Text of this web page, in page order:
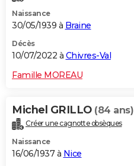
Dictionnaire
Biographies
Citations
Expressions
Proverbes
PROGRAMME TV
S'inscrire
Se connecter
Lycées
Collèges
Primaires
Universités
Entreprises
Service militaire
Avis de recherche
AVIS DE DÉCÈS
FORUM
Bricolage
Lifestyle
Culture
Sport
Auto
Television
Voyage
Cinema
Naissance
30/05/1939 à Braine
Décès
10/07/2022 à Chivres-Val
Famille MOREAU
Michel GRILLO (84 ans)
Créer une cagnotte obsèques
Naissance
16/06/1937 à Nice